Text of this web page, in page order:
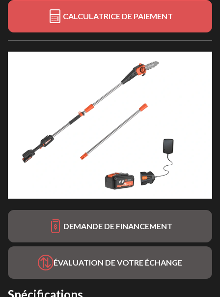
CALCULATRICE DE PAIEMENT
DEMANDE DE FINANCEMENT
ÉVALUATION DE VOTRE ÉCHANGE